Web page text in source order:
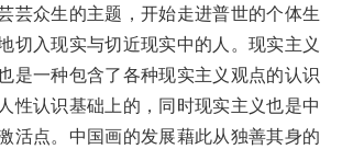
芸众生的主题，开始走进普世的个体生
切入现实与切近现实中的人。现实主义
是一种包含了各种现实主义观点的认识
性认识基础上的，同时现实主义也是中
活点。中国画的发展藉此从独善其身的